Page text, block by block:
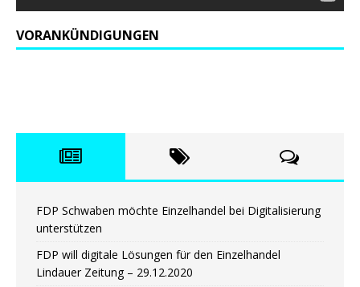
VORANKÜNDIGUNGEN
FDP Schwaben möchte Einzelhandel bei Digitalisierung
unterstützen
FDP will digitale Lösungen für den Einzelhandel
Lindauer Zeitung – 29.12.2020